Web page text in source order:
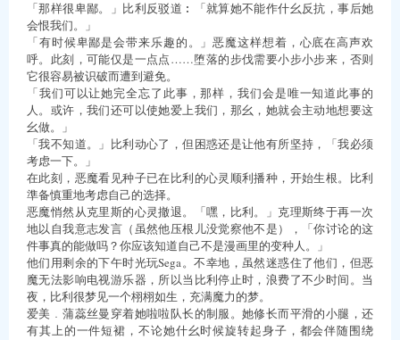
「那样很卑鄙。」比利反驳道︰「就算她不能作什幺反抗，事后她
会恨我们。」
「有时候卑鄙是会带来乐趣的。」恶魔这样想着，心底在高声欢
呼。此刻，可能仅是一点点……堕落的步伐需要小步小步来，否则
它很容易被识破而遭到避免。
「我们可以让她完全忘了此事，那样，我们会是唯一知道此事的
人。或许，我们还可以使她爱上我们，那幺，她就会主动地想要这
幺做。」
「我不知道。」比利动心了，但困惑还是让他有所坚持，「我必须
考虑一下。」
在此刻，恶魔看见种子已在比利的心灵顺利播种，开始生根。比利
準备慎重地考虑自己的选择。
恶魔悄然从克里斯的心灵撤退。「嘿，比利。」克理斯终于再一次
地以自我意志发言（虽然他压根儿没觉察他不是），「你讨论的这
件事真的能做吗？你应该知道自己不是漫画里的变种人。」
他们用剩余的下午时光玩Sega。不幸地，虽然迷惑住了他们，但恶
魔无法影响电视游乐器，所以当比利停止时，浪费了不少时间。当
夜，比利很梦见一个栩栩如生，充满魔力的梦。
爱美﹒蒲蕊丝曼穿着她啦啦队长的制服。她修长而平滑的小腿，还
有其上的一件短裙，不论她什幺时候旋转起身子，都会伴随围绕